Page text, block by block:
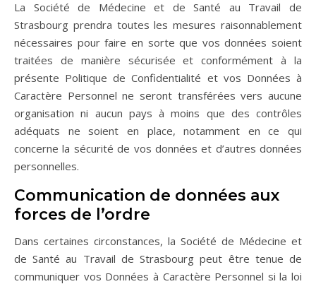
La Société de Médecine et de Santé au Travail de
Strasbourg prendra toutes les mesures raisonnablement
nécessaires pour faire en sorte que vos données soient
traitées de manière sécurisée et conformément à la
présente Politique de Confidentialité et vos Données à
Caractère Personnel ne seront transférées vers aucune
organisation ni aucun pays à moins que des contrôles
adéquats ne soient en place, notamment en ce qui
concerne la sécurité de vos données et d’autres données
personnelles.
Communication de données aux
forces de l’ordre
Dans certaines circonstances, la Société de Médecine et
de Santé au Travail de Strasbourg peut être tenue de
communiquer vos Données à Caractère Personnel si la loi